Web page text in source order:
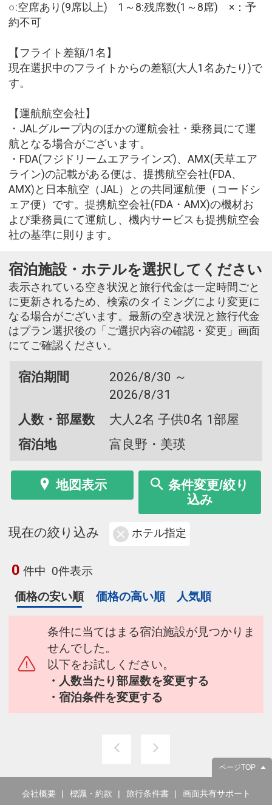
○:空席あり(9席以上) 1～8:残席数(1～8席) ×：予
約不可
【フライト差額/1名】
現在選択中のフライトからの差額(大人1名あたり)で
す。
【運航航空会社】
・JALグループ内のほかの運航会社・乗務員にて運
航となる場合がございます。
・FDA(フジドリームエアラインズ)、AMX(天草エア
ライン)の記載がある便は、提携航空会社(FDA、
AMX)と日本航空（JAL）との共同運航便（コードシ
ェア便）です。提携航空会社(FDA・AMX)の機材お
よび乗務員にて運航し、機内サービスも提携航空会
社の基準に則ります。
宿泊施設・ホテルを選択してください
表示されている空き状況と旅行代金は一定時間ごと
に更新されるため、検索のタイミングにより変更に
なる場合がございます。最新の空き状況と旅行代金
はプラン選択後の「ご選択内容の確認・変更」画面
にてご確認ください。
宿泊期間
2026/8/30 ～
2026/8/31
人数・部屋数
大人2名 子供0名 1部屋
宿泊地
富良野・美瑛
地図表示
条件変更/絞り
込み
現在の絞り込み ホテル指定
0 件中 0件表示
価格の安い順
価格の高い順 人気順
条件に当てはまる宿泊施設が見つかりま
せんでした。
以下をお試しください。
・人数当たり部屋数を変更する
・宿泊条件を変更する
ページTOP
会社概要 標識・約款 旅行条件書 画面共有サポート